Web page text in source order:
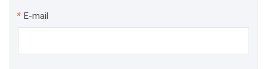
* E-mail